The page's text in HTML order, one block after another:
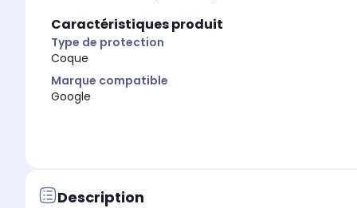
Caractéristiques produit
Type de protection
Coque
Marque compatible
Google
Description